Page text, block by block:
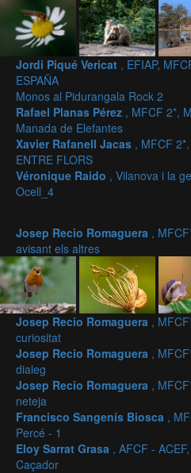
Jordi Piqué Vericat , EFIAP,
ESPAÑA
Monos al Pidurangala Rock 2
Rafael Planas Pérez , MFCF 2*,
Manada de Elefantes
Xavier Rafanell Jacas , MFCF
ENTRE FLORS
Véronique Raido , Vilanova i la
Ocell_4
Josep Recio Romaguera ,
avisant els altres
Josep Recio Romaguera ,
curiositat
Josep Recio Romaguera ,
dialeg
Josep Recio Romaguera ,
neteja
Francisco Sangenís Biosca ,
Percé - 1
Eloy Sarrat Grasa , AFCF -
Caçador